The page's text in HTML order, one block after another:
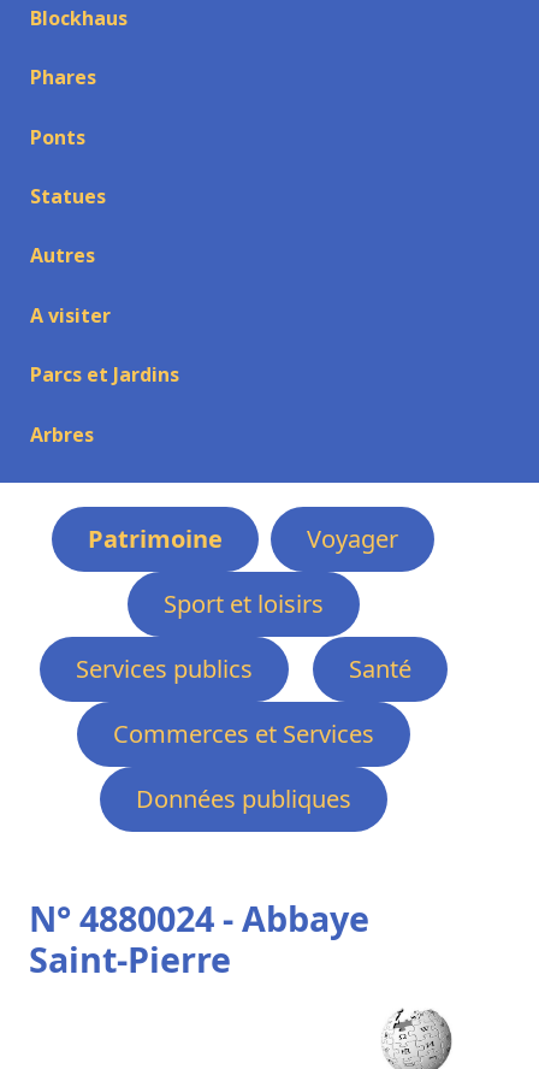
Blockhaus
Phares
Ponts
Statues
Autres
A visiter
Parcs et Jardins
Arbres
Patrimoine
Voyager
Sport et loisirs
Services publics
Santé
Commerces et Services
Données publiques
N° 4880024 - Abbaye
Saint-Pierre